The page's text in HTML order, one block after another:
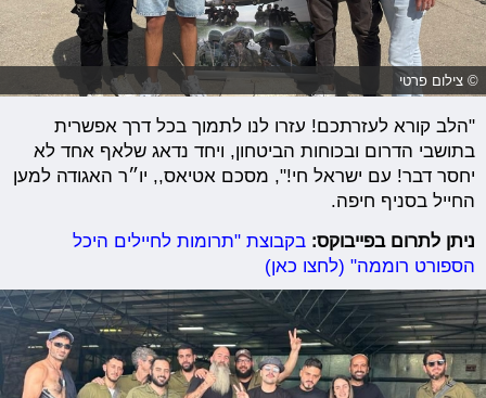
© צילום פרטי
"הלב קורא לעזרתכם! עזרו לנו לתמוך בכל דרך אפשרית
בתושבי הדרום ובכוחות הביטחון, ויחד נדאג שלאף אחד לא
יחסר דבר! עם ישראל חי!", מסכם אטיאס,, יו״ר האגודה למען
החייל בסניף חיפה.
ניתן לתרום בפייבוקס:בקבוצת "תרומות לחיילים היכל
הספורט רוממה" (לחצו כאן)